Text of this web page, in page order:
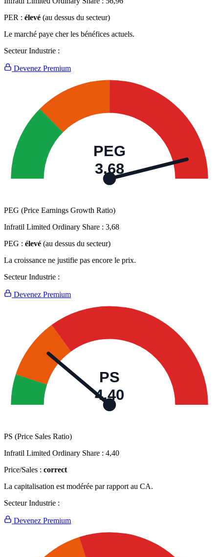
PER : élevé (au dessus du secteur)
Le marché paye cher les bénéfices actuels.
Secteur Industrie :
Devenez Premium
PEG
3,68
PEG (Price Earnings Growth Ratio)
Infratil Limited Ordinary Share : 3,68
PEG : élevé (au dessus du secteur)
La croissance ne justifie pas encore le prix.
Secteur Industrie :
Devenez Premium
PS
4,40
PS (Price Sales Ratio)
Infratil Limited Ordinary Share : 4,40
Price/Sales : correct
La capitalisation est modérée par rapport au CA.
Secteur Industrie :
Devenez Premium